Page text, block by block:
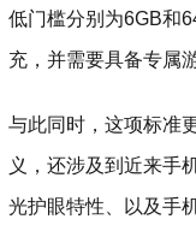
低门槛分别为6GB和
充，并需要具备专属
与此同时，这项标准
义，还涉及到近来手
光护眼特性、以及手